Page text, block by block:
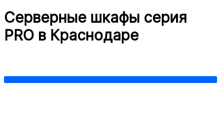
Серверные шкафы серия
PRO в Краснодаре